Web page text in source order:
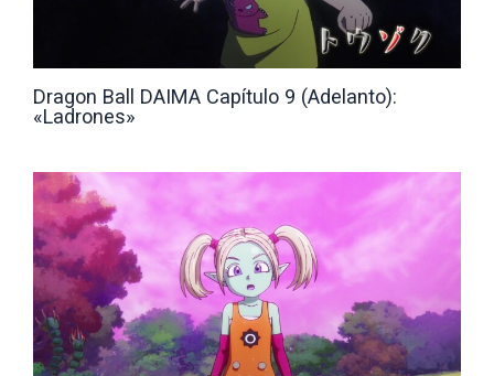
Dragon Ball DAIMA Capítulo 9 (Adelanto):
«Ladrones»